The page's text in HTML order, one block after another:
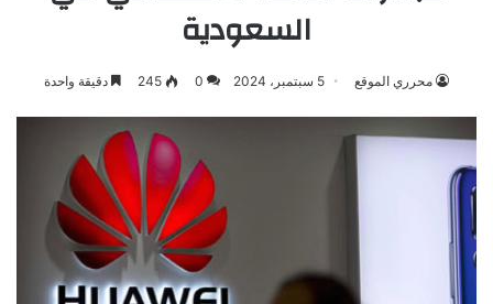
السعودية
محرري الموقع 5 سبتمبر، 2024 0
245 دقيقة واحدة